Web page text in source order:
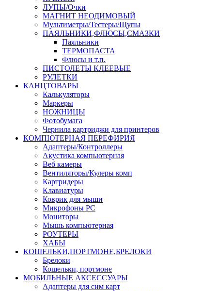
ЛУПЫ/Очки
МАГНИТ НЕОДИМОВЫЙ
Мультиметры/Тестеры/Щупы
ПАЯЛЬНИКИ,ФЛЮСЫ,СМАЗКИ
Паяльники
ТЕРМОПАСТА
Флюсы и т.п.
ПИСТОЛЕТЫ КЛЕЕВЫЕ
РУЛЕТКИ
КАНЦТОВАРЫ
Калькуляторы
Маркеры
НОЖНИЦЫ
Фотобумага
Чернила картриджи для принтеров
КОМПЮТЕРНАЯ ПЕРЕФИРИЯ
Адаптеры/Контроллеры
Акустика компьютерная
Веб камеры
Вентиляторы/Кулеры комп
Картридеры
Клавиатуры
Коврик для мыши
Микрофоны PC
Мониторы
Мышь компьютерная
РОУТЕРЫ
ХАБЫ
КОШЕЛЬКИ,ПОРТМОНЕ,БРЕЛОКИ
Брелоки
Кошельки, портмоне
МОБИЛЬНЫЕ АКСЕССУАРЫ
Адаптеры для сим карт